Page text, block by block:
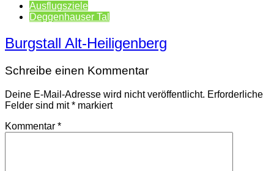
Ausflugsziele
Deggenhauser Tal
Burgstall Alt-Heiligenberg
Schreibe einen Kommentar
Deine E-Mail-Adresse wird nicht veröffentlicht. Erforderliche
Felder sind mit* markiert
Kommentar *